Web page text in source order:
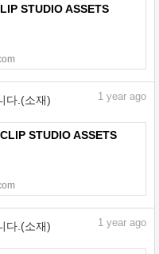
STUDIO ASSETS
다.(소재) 1 year ago
STUDIO ASSETS
다.(소재) 1 year ago